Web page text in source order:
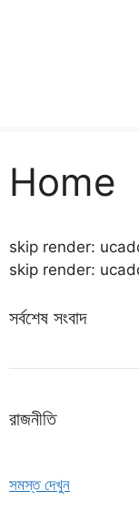
Home
skip render:
skip render:
সর্বশেষ সংবাদ
রাজনীতি
সমস্ত দেখুন